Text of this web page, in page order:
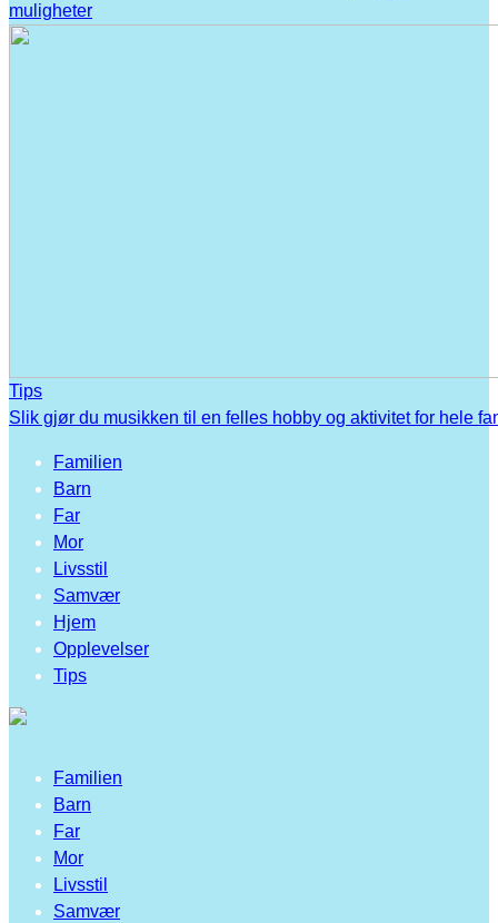
muligheter
Tips
Slik gjør du musikken til en felles hobby og aktivitet for hele
Familien
Barn
Far
Mor
Livsstil
Samvær
Hjem
Opplevelser
Tips
Familien
Barn
Far
Mor
Livsstil
Samvær